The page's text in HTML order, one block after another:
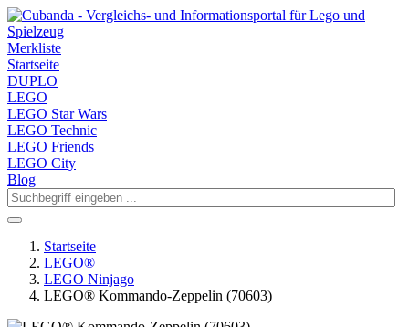
Merkliste
Startseite
DUPLO
LEGO
LEGO Star Wars
LEGO Technic
LEGO Friends
LEGO City
Blog
Startseite
LEGO®
LEGO Ninjago
LEGO® Kommando-Zeppelin (70603)